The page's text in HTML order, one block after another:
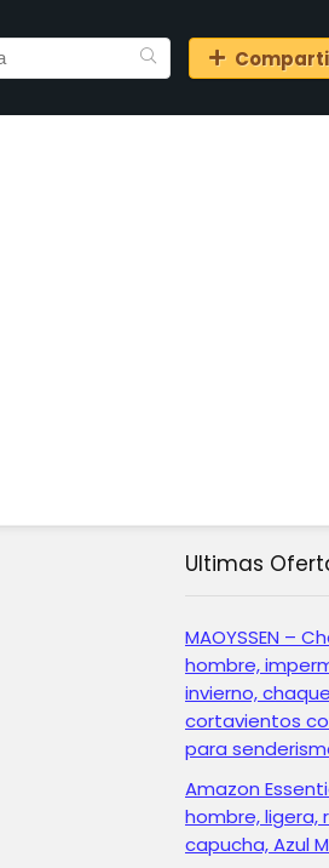
Ultimas
MAOYSSEN –
hombre,
invierno,
cortavientos
para
Amazon
hombre, ligera,
capucha, Azul